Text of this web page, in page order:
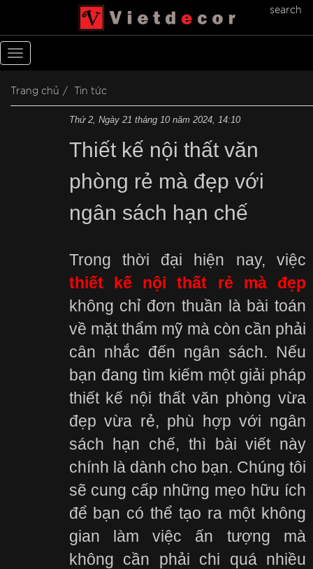
Toggle
search
Trang chủ Tin tức
Thứ 2, Ngày 21 tháng 10 năm 2024, 14:10
Thiết kế nội thất văn
phòng rẻ mà đẹp với
ngân sách hạn chế
Trong thời đại hiện nay, việc
thiết kế nội thất rẻ mà đẹp
không chỉ đơn thuần là bài toán
về mặt thẩm mỹ mà còn cần phải
cân nhắc đến ngân sách. Nếu
bạn đang tìm kiếm một giải pháp
thiết kế nội thất văn phòng vừa
đẹp vừa rẻ, phù hợp với ngân
sách hạn chế, thì bài viết này
chính là dành cho bạn. Chúng tôi
sẽ cung cấp những mẹo hữu ích
để bạn có thể tạo ra một không
gian làm việc ấn tượng mà
không cần phải chi quá nhiều